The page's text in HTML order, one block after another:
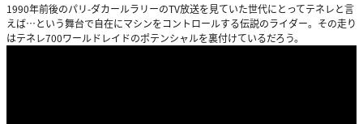
1990年前後のパリ-ダカールラリーのTV放送を見ていた世代にとってテネレと言
えば…という舞台で自在にマシンをコントロールする伝説のライダー。その走り
はテネレ700ワールドレイドのポテンシャルを裏付けているだろう。